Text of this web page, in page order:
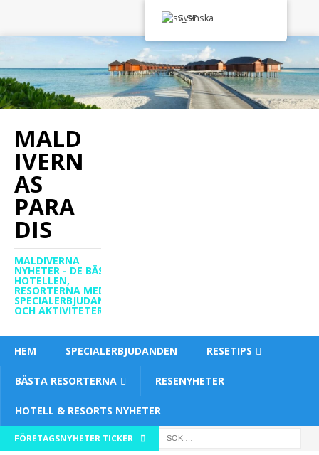
MALD
IVERN
AS
PARA
DIS
MALDIVERNA
NYHETER - DE BÄSTA
HOTELLEN,
RESORTERNA MED
SPECIALERBJUDANDEN
OCH AKTIVITETER
HEM SPECIALERBJUDANDEN RESETIPS
BÄSTA RESORTERNA RESENYHETER
HOTELL & RESORTS NYHETER
FÖRETAGSNYHETER TICKER
[ 3
Svenska